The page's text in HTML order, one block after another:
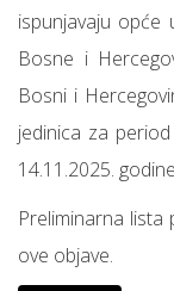
ispunjavaju opće
Bosne i
Bosni i
jedinica za
14.11.2025.
Preliminarna lista
ove objave.